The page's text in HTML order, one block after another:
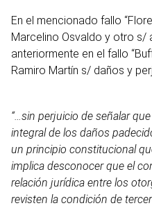
En el mencionado fallo
Marcelino Osvaldo y otro s/
anteriormente en el fallo
Ramiro Martín s/ daños y
“…sin perjuicio de señalar
integral de los daños
un principio constitucional
implica desconocer que el
relación jurídica entre los
revisten la condición de